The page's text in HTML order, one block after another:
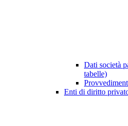
Dati società
tabelle)
Enti di diritto